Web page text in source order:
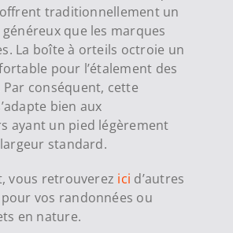
traditionnellement un
que les marques
La boîte à orteils octroie un
pour l’étalement des
conséquent, cette
bien aux
ayant un pied légèrement
standard.
vous retrouverez ici d’autres
vos randonnées ou
en nature.